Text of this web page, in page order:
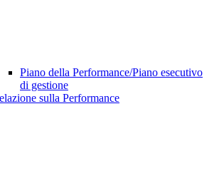
Piano della Performance/Piano esecutivo
di gestione
sulla Performance